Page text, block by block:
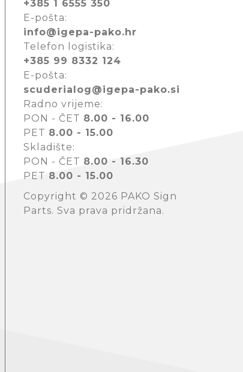
+385 1 6555 350
E-pošta:
info@igepa-pako.hr
Telefon logistika:
+385 99 8332 124
E-pošta:
scuderialog@igepa-pako.si
Radno vrijeme:
PON - ČET 8.00 - 16.00
PET 8.00 - 15.00
Skladište:
PON - ČET 8.00 - 16.30
PET 8.00 - 15.00
Copyright © 2026 PAKO Sign
Parts. Sva prava pridržana.